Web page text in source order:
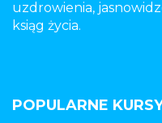
uzdrowienia,
ksiąg życia.
POPULARNE